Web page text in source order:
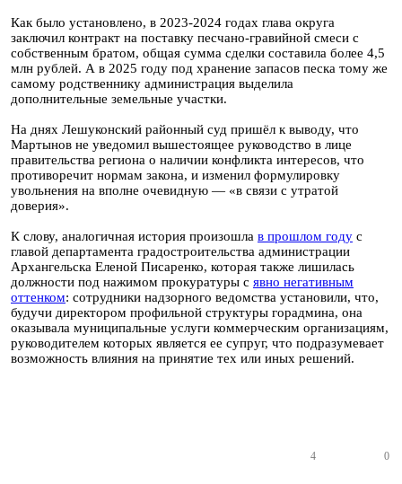
Как было установлено, в 2023-2024 годах глава округа
заключил контракт на поставку песчано-гравийной смеси с
собственным братом, общая сумма сделки составила более 4,5
млн рублей. А в 2025 году под хранение запасов песка тому же
самому родственнику администрация выделила
дополнительные земельные участки.
На днях Лешуконский районный суд пришёл к выводу, что
Мартынов не уведомил вышестоящее руководство в лице
правительства региона о наличии конфликта интересов, что
противоречит нормам закона, и изменил формулировку
увольнения на вполне очевидную — «в связи с утратой
доверия».
К слову, аналогичная история произошла в прошлом году с
главой департамента градостроительства администрации
Архангельска Еленой Писаренко, которая также лишилась
должности под нажимом прокуратуры с явно негативным
оттенком: сотрудники надзорного ведомства установили, что,
будучи директором профильной структуры горадмина, она
оказывала муниципальные услуги коммерческим организациям,
руководителем которых является ее супруг, что подразумевает
возможность влияния на принятие тех или иных решений.
4 0